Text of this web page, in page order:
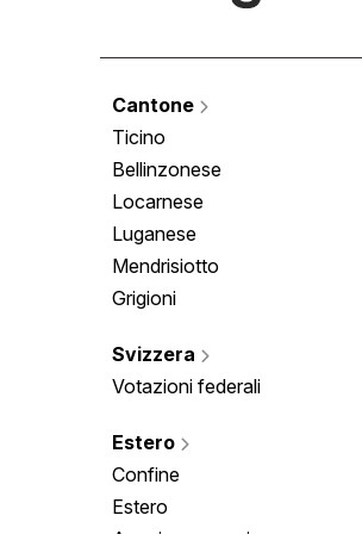
Cantone
Ticino
Bellinzonese
Locarnese
Luganese
Mendrisiotto
Grigioni
Svizzera
Votazioni federali
Estero
Confine
Estero